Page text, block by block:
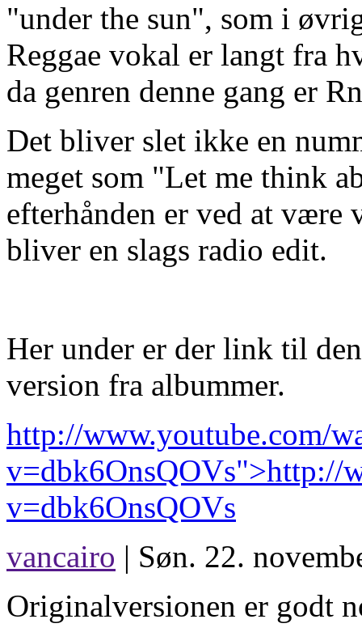
"under the sun", som i
Reggae vokal er langt fra
da genren denne gang er
Det bliver slet ikke en
meget som "Let me think
efterhånden er ved at være
bliver en slags radio edit.
Her under er der link til
version fra albummer.
http://www.youtube.com/
v=dbk6OnsQOVs">http://
v=dbk6OnsQOVs
vancairo | Søn. 22.
Originalversionen er godt